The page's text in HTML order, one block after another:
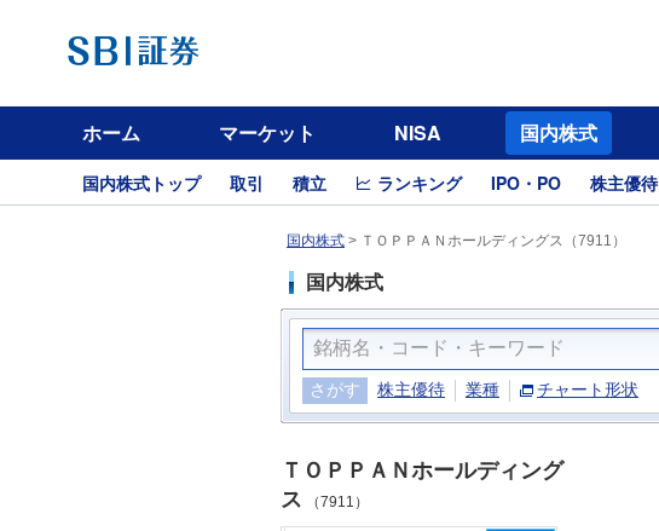
ホーム マーケット NISA 国内株式
国内株式トップ 取引 積立 ランキング IPO・PO 株主優待
国内株式 > ＴＯＰＰＡＮホールディングス（7911）
国内株式
さがす 株主優待 業種 チャート形状
ＴＯＰＰＡＮホールディング
ス （7911）